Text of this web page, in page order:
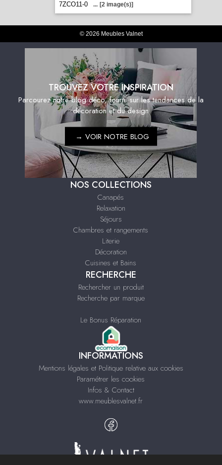
7ZCO11-0
... [2 image(s)]
© 2026 Meubles Valnet
TROUVEZ VOTRE INSPIRATION
Parcourez notre blog déco, fourni sur les tendances de la
décoration et du design
→ VOIR NOTRE BLOG
NOS COLLECTIONS
Canapés
Relaxation
Séjours
Chambres et rangements
Literie
Décoration
Cuisines et Bains
RECHERCHE
Rechercher un produit
Recherche par marque
Le Bonus Réparation
INFORMATIONS
Mentions légales et Politique relative aux cookies
Paramétrer les cookies
Infos & Contact
www.meublesvalnet.fr